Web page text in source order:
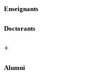
Enseignants
Doctorants
+
Alumni